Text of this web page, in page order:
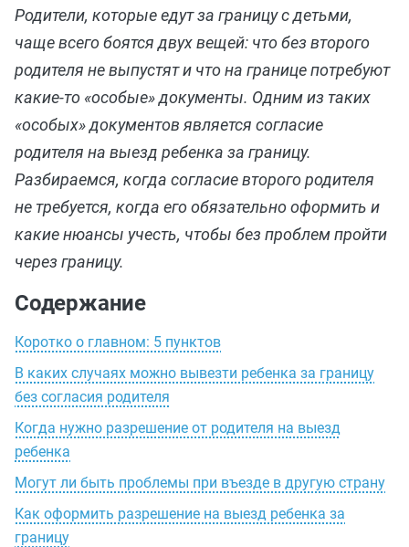
Родители, которые едут за границу с детьми,
чаще всего боятся двух вещей: что без второго
родителя не выпустят и что на границе потребуют
какие‑то «особые» документы. Одним из таких
«особых» документов является согласие
родителя на выезд ребенка за границу.
Разбираемся, когда согласие второго родителя
не требуется, когда его обязательно оформить и
какие нюансы учесть, чтобы без проблем пройти
через границу.
Содержание
Коротко о главном: 5 пунктов
В каких случаях можно вывезти ребенка за границу
без согласия родителя
Когда нужно разрешение от родителя на выезд
ребенка
Могут ли быть проблемы при въезде в другую страну
Как оформить разрешение на выезд ребенка за
границу